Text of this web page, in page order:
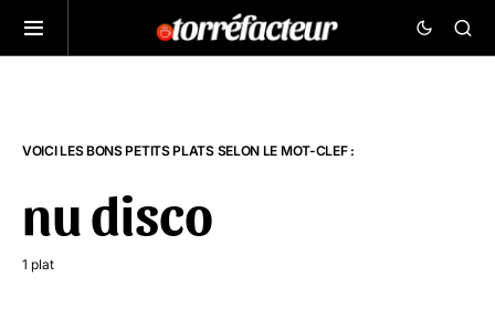
VOICI LES BONS PETITS PLATS SELON LE MOT-CLEF :
nu disco
1 plat